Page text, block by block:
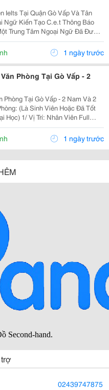
Ielts Tại Quận Gò Vấp Và Tân
Về Chương Trình Anh Văn
Học Thuật Ielts &Ndash; Toefl Ibt. Trung Tâm...1 ngày trước
Phòng Tại Gò Vấp - 2
Phòng Tại Gò Vấp - 2 Nam Và 2
Viên Full
Và Hưởng Các Ngày...1 ngày trước
02439747875